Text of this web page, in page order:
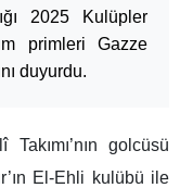
2025 Kulüpler
primleri Gazze
duyurdu.
golcüsü
El-Ehli kulübü ile